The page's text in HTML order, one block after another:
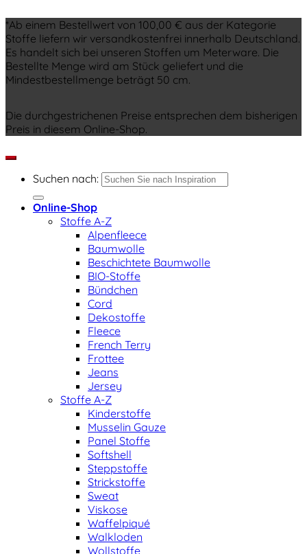
*Ab einem Bestellwert von 100,00 € aus der Kategorie
Stoffe liefern wir versandkostenfrei innerhalb Deutschland.
Es handelt sich bei unseren Stoffen um Meterware. Die
Bestellte Menge wird am Stück geliefert und die
Mindestbestellmenge beträgt 50 cm.
Die durchgestrichenen Preise entsprechen dem bisherigen
Preis in diesem Online-Shop.
Suchen nach:
Online-Shop
Stoffe A-Z
Alpenfleece
Baumwolle
Beschichtete Baumwolle
BIO-Stoffe
Bündchen
Cord
Dekostoffe
Fleece
French Terry
Frottee
Jeans
Jersey
Stoffe A-Z
Kinderstoffe
Musselin Gauze
Panel Stoffe
Softshell
Steppstoffe
Strickstoffe
Sweat
Viskose
Waffelpiqué
Walkloden
Wollstoffe